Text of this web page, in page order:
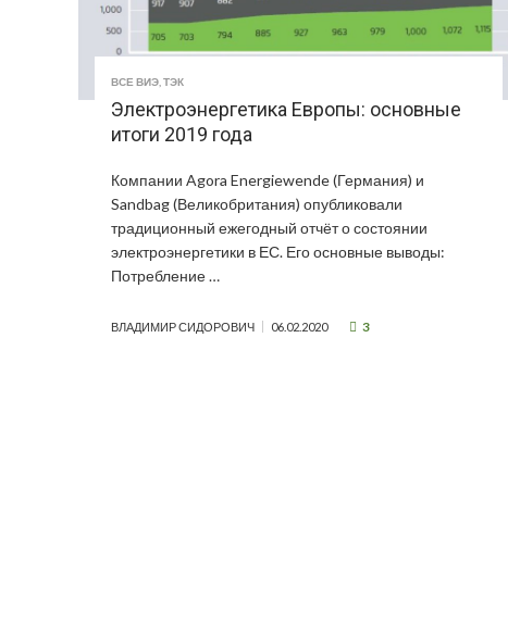
ВСЕ ВИЭ ТЭК
Электроэнергетика Европы: основные
итоги 2019 года
Компании Agora Energiewende (Германия) и
Sandbag (Великобритания) опубликовали
традиционный ежегодный отчёт о состоянии
электроэнергетики в ЕС. Его основные выводы:
Потребление …
ВЛАДИМИР СИДОРОВИЧ 06.02.2020 3